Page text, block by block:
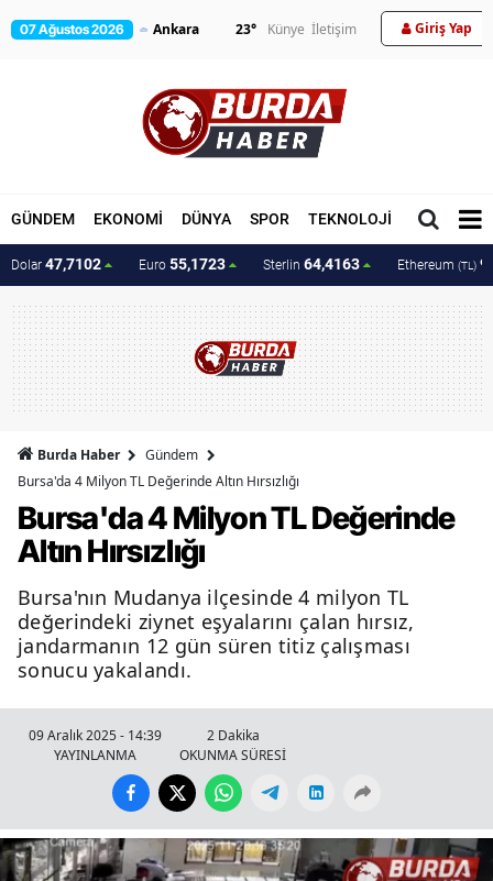
07 Ağustos 2026 23° Künye İletişim Giriş Yap
GÜNDEM EKONOMİ DÜNYA SPOR TEKNOLOJİ MAGAZİN
Dolar 47,7102 Euro 55,1723 Sterlin 64,4163 Ethereum (TL)
Burda Haber
Gündem
Bursa'da 4 Milyon TL Değerinde Altın Hırsızlığı
Bursa'da 4 Milyon TL Değerinde
Altın Hırsızlığı
Bursa'nın Mudanya ilçesinde 4 milyon TL
değerindeki ziynet eşyalarını çalan hırsız,
jandarmanın 12 gün süren titiz çalışması
sonucu yakalandı.
09 Aralık 2025 - 14:39
YAYINLANMA
2 Dakika
OKUNMA SÜRESİ